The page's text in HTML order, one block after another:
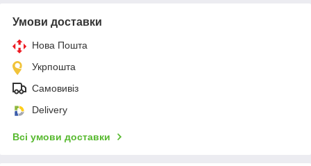
Умови доставки
Нова Пошта
Укрпошта
Самовивіз
Delivery
Всі умови доставки